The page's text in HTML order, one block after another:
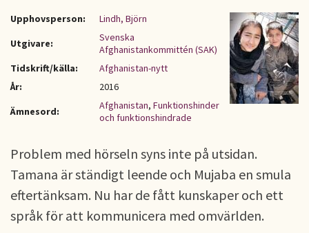
Upphovsperson:
Lindh, Björn
Utgivare:
Svenska
Afghanistankommittén (SAK)
Tidskrift/källa:
Afghanistan-nytt
År:
2016
Ämnesord:
Afghanistan, Funktionshinder
och funktionshindrade
Problem med hörseln syns inte på utsidan.
Tamana är ständigt leende och Mujaba en smula
eftertänksam. Nu har de fått kunskaper och ett
språk för att kommunicera med omvärlden.